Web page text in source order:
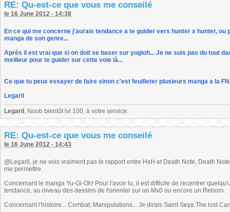
RE: Qu-est-ce que vous me conseilé
le 16 June 2012 - 14:38
En ce qui me concerne j'aurais tendance a te guider vers hunter x hunter,
manga de son genre...
Après il est vrai que si on doit se baser sur yugioh... Je ne suis pas du tout
meilleur pour te guider sur cette voie là...
Ce que tu peux essayer de faire sinon c'est feuilleter plusieurs manga a la
Legaril
Legaril , Noob bientôt lvl 100, à votre service.
RE: Qu-est-ce que vous me conseilé
le 16 June 2012 - 14:43
@Legaril, je ne vois vraiment pas le rapport entre HxH et Death Note, Death
me permettre.
Concernant le manga Yu-Gi-Oh! Pour l'avoir lu, il est difficile de recentrer
tendance, au niveau des dessins de t'orienter sur un Mx0 ou encore un Reborn.
Concernant l'histoire... Combat, Manipulations... Je dirais Saint Seya The lost